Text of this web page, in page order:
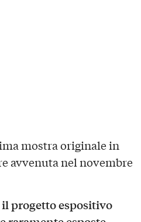
mostra originale in
avvenuta nel novembre
il progetto espositivo